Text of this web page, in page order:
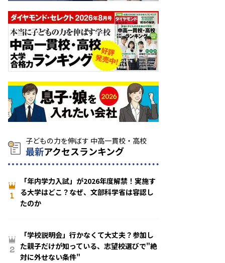
最新アクセスランキング
1
「年内学力入試」が2026年度解禁！実施す
る大学はどこ？なぜ、文部科学省は容認し
たのか
2
「学校説明会」行かなくて大丈夫？参加し
た親子だけが知っている、志望校選びで"絶
対に外せない条件"